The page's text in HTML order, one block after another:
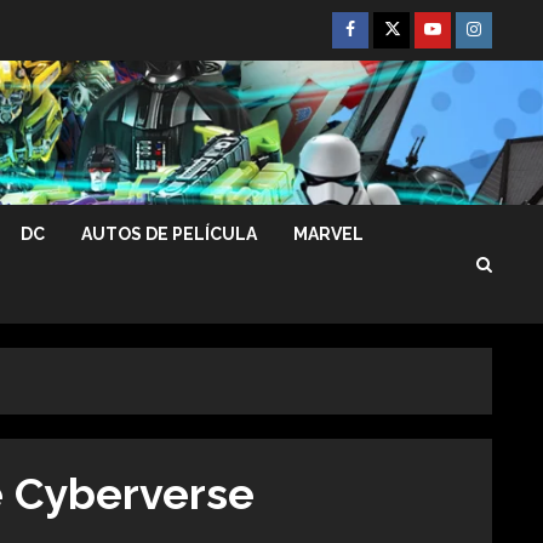
Facebook
TwitterYoutube
DC AUTOS DE PELÍCULA MARVEL